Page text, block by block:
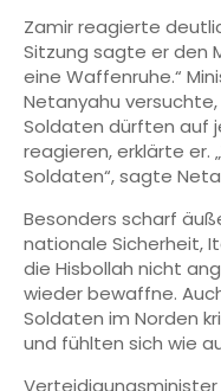
Zamir reagierte
Sitzung sagte er den
eine Waffenruhe.“
Netanyahu
Soldaten dürften auf
reagieren, erklärte er.
Soldaten“, sagte
Besonders scharf
nationale Sicherheit,
die Hisbollah nicht
wieder bewaffne.
Soldaten im Norden
und fühlten sich wie